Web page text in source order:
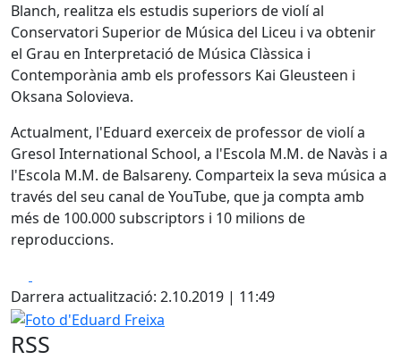
Blanch, realitza els estudis superiors de violí al
Conservatori Superior de Música del Liceu i va obtenir
el Grau en Interpretació de Música Clàssica i
Contemporània amb els professors Kai Gleusteen i
Oksana Solovieva.
Actualment, l'Eduard exerceix de professor de violí a
Gresol International School, a l'Escola M.M. de Navàs i a
l'Escola M.M. de Balsareny. Comparteix la seva música a
través del seu canal de YouTube, que ja compta amb
més de 100.000 subscriptors i 10 milions de
reproduccions.
Darrera actualització: 2.10.2019 | 11:49
Foto d'Eduard Freixa
RSS